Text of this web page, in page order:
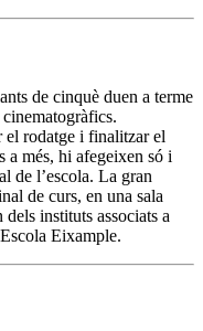
de cinquè duen a terme
el rodatge i finalitzar el
a més, hi afegeixen só i
de l’escola. La gran
de curs, en una sala
instituts associats a
Eixample.